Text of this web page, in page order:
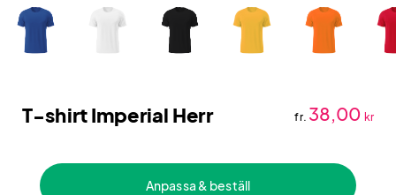
T-shirt Imperial Herr fr. 38,00 kr
Anpassa & beställ